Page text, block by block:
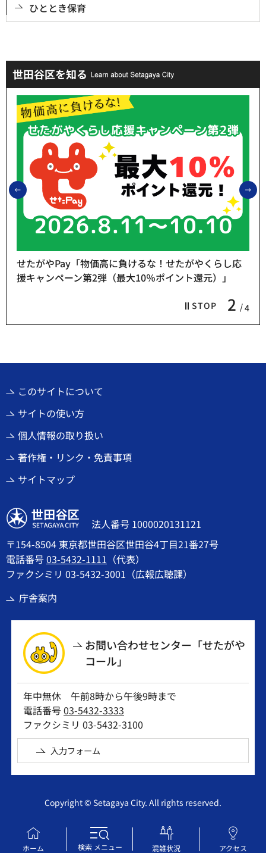
ホーム 検索メニュー 混雑状況 アクセス
ひととき保育
世田谷区を知る
前のスライドを表示
STOP 2 4
せたがやPay「物価高に負けるな！せたがやくらし応
援キャンペーン第2弾（最大10％ポイント還元）」
このサイトについて
サイトの使い方
個人情報の取り扱い
著作権・リンク・免責事項
サイトマップ
世田谷区
法人番号 1000020131121
〒154-8504 東京都世田谷区世田谷4丁目21番27号
電話番号03-5432-1111 （代表）
ファクシミリ 03-5432-3001（広報広聴課）
庁舎案内
お問い合わせセンター「せたがや
コール」
年中無休 午前8時から午後9時まで
電話番号03-5432-3333
ファクシミリ 03-5432-3100
入力フォーム
Copyright © Setagaya City. All rights reserved.